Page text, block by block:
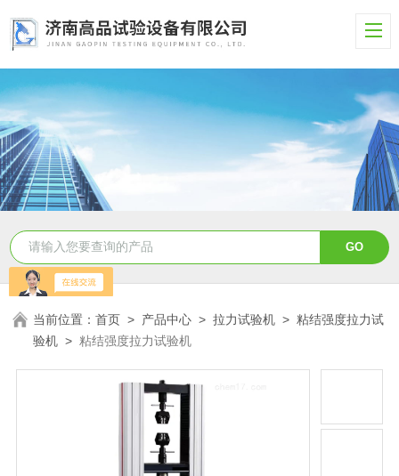
当前位置：首页 > 产品中心 >拉力试验机 >粘结强度拉力试
验机 > 粘结强度拉力试验机